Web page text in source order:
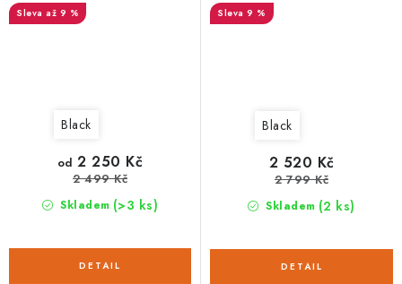
až 9 %
Black
Skladem (>3 ks)
od 2 250 Kč
2 499 Kč
9 %
Black
Skladem (2 ks)
2 520 Kč
2 799 Kč